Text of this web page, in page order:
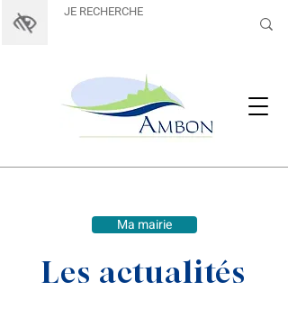
Ma mairie
Les actualités